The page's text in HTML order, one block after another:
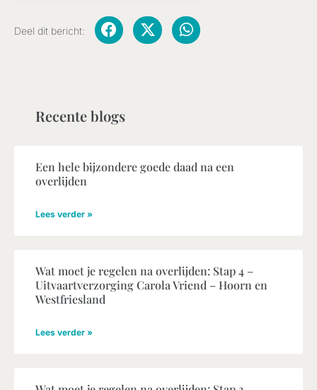
Deel dit bericht:
Recente blogs
Een hele bijzondere goede daad na een
overlijden
Lees verder »
Wat moet je regelen na overlijden: Stap 4 –
Uitvaartverzorging Carola Vriend – Hoorn en
Westfriesland
Lees verder »